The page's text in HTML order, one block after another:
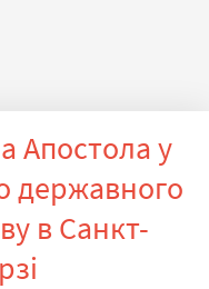
Апостола у
державного
в Санкт-